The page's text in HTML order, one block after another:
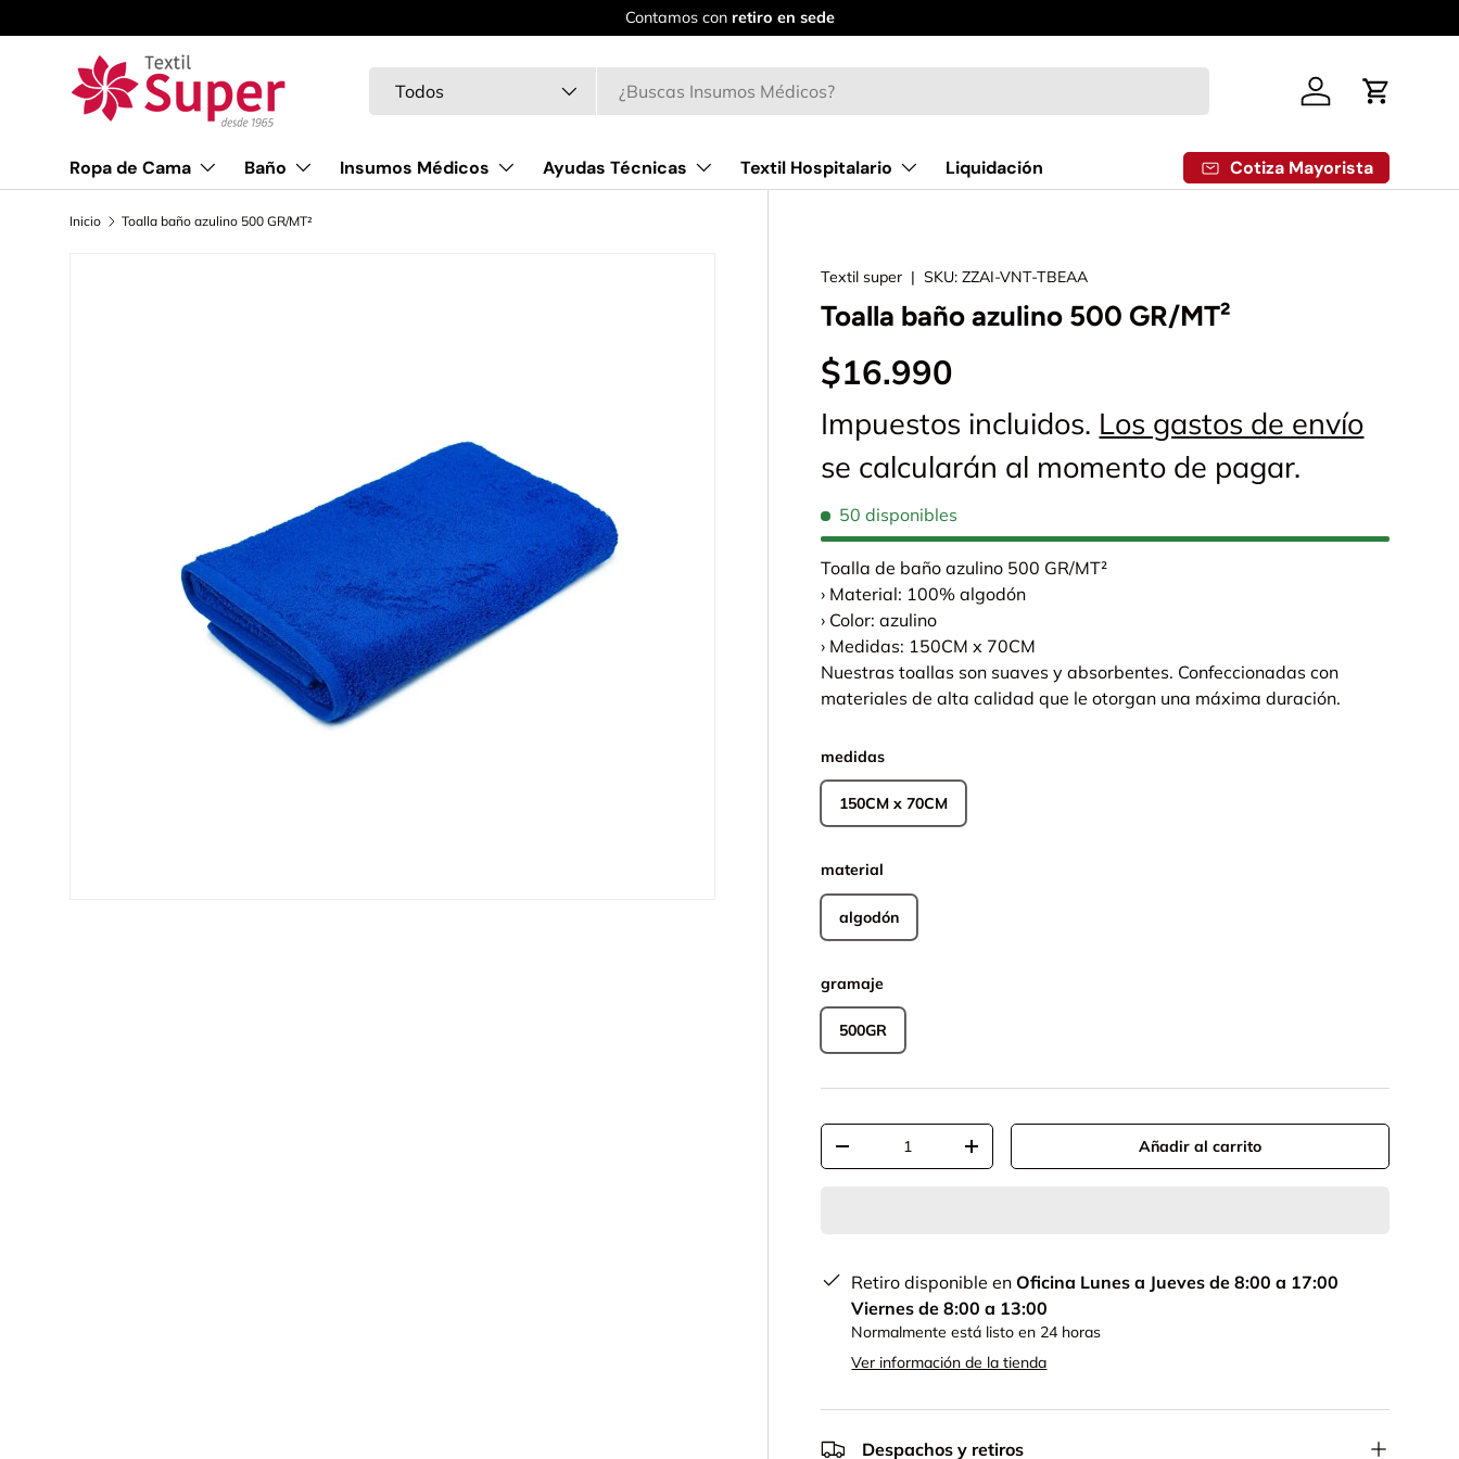
Ir al contenido
Contamos conretiro en sede
Todos Iniciar sesión
Carrito
Ropa de Cama Baño Insumos Médicos Ayudas Técnicas Textil Hospitalario Liquidación Cotiza Mayorista
Inicio Toalla baño azulino 500 GR/MT²
Textil super |SKU: ZZAI-VNT-TBEAA
Toalla baño azulino 500 GR/MT²
$16.990
Impuestos incluidos. Los gastos de envío
se calcularán al momento de pagar.
50 disponibles
Toalla de baño azulino 500 GR/MT²
› Material: 100% algodón
› Color: azulino
› Medidas: 150CM x 70CM
Nuestras toallas son suaves y absorbentes. Confeccionadas con
materiales de alta calidad que le otorgan una máxima duración.
medidas
150CM x 70CM
material
algodón
gramaje
500GR
Cant.
-
+ Añadir al carrito
Retiro disponible enOficina Lunes a Jueves de 8:00 a 17:00
Viernes de 8:00 a 13:00
Normalmente está listo en 24 horas
Ver información de la tienda
Despachos y retiros